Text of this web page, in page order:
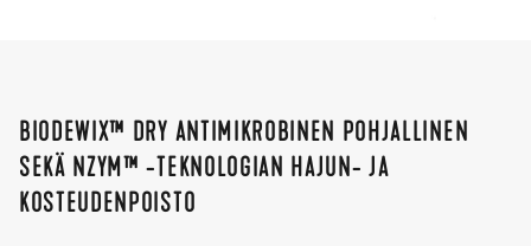
BIODEWIX™ DRY ANTIMIKROBINEN POHJALLINEN
SEKÄ NZYM™ -TEKNOLOGIAN HAJUN- JA
KOSTEUDENPOISTO